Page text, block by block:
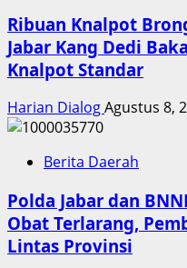
Ribuan Knalpot
Jabar Kang Dedi
Knalpot Standar
Harian DialogAgustus 8,
Berita Daerah
Polda Jabar dan
Obat Terlarang,
Lintas Provinsi